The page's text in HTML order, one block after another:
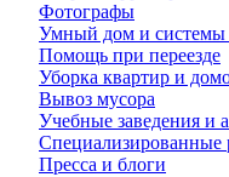
Фотографы
Умный дом и системы
Помощь при переезде
Уборка квартир и
Вывоз мусора
Учебные заведения и
Специализированные
Пресса и блоги